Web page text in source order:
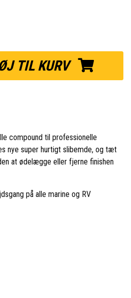
TIL KURV
compound til professionelle
nye super hurtigt slibemde, og tæt
at ødelægge eller fjerne finishen
på alle marine og RV